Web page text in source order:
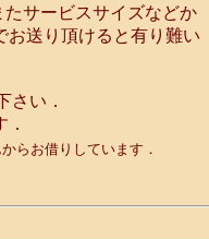
サービスサイズなどか
お送り頂けると有り難い
さい．
らお借りしています．